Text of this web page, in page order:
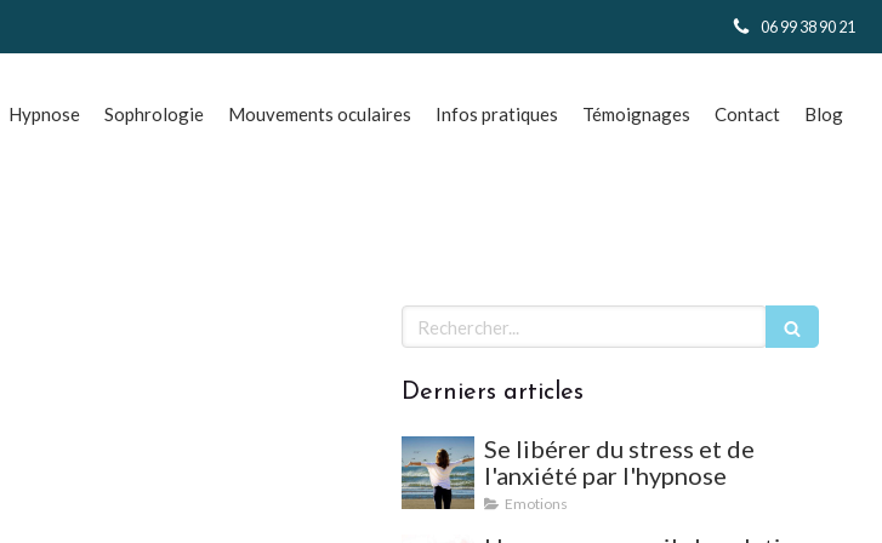
06 99 38 90 21
Hypnose Sophrologie Mouvements oculaires Infos pratiques Témoignages Contact Blog
Rechercher
Derniers articles
Se libérer du stress et de
l'anxiété par l'hypnose
Emotions